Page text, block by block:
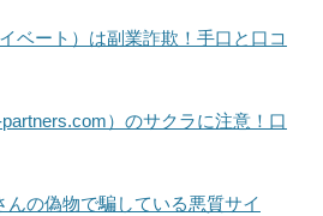
ベート）は副業詐欺！手口と口コ
）のサクラに注意！口
んの偽物で騙している悪質サイ